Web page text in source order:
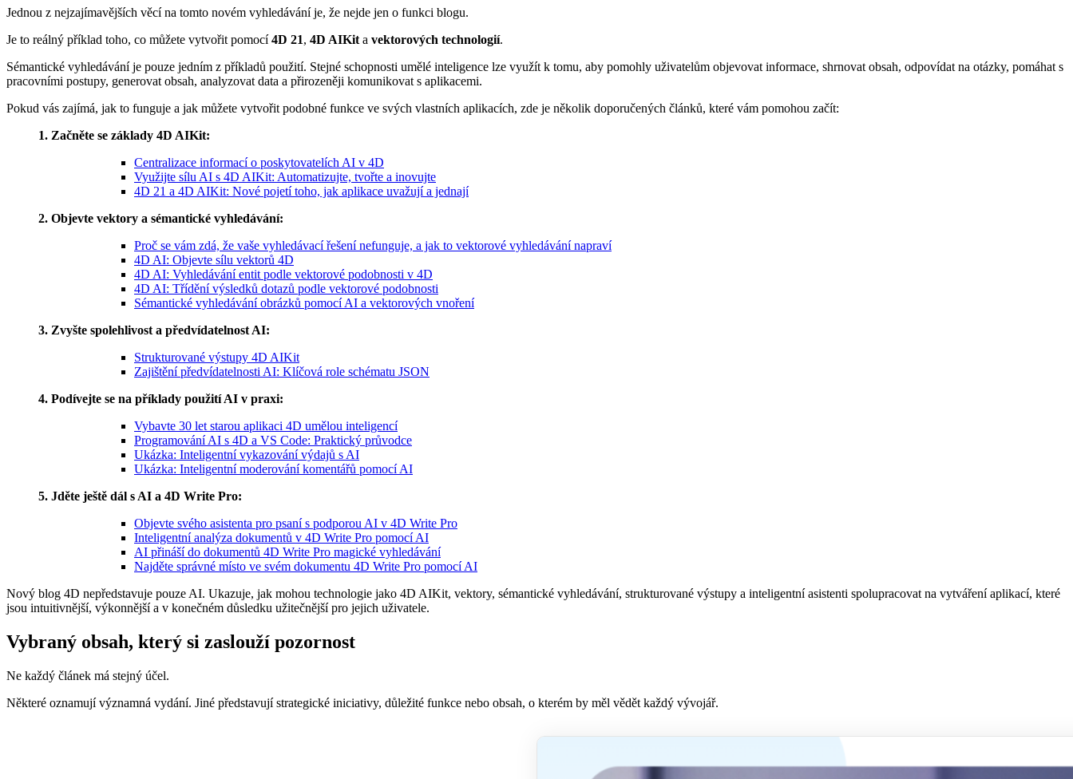
Jednou z nejzajímavějších věcí na tomto novém vyhledávání je, že nejde jen o funkci blogu.
Je to reálný příklad toho, co můžete vytvořit pomocí4D 21, 4D AIKita vektorových technologií.
Sémantické vyhledávání je pouze jedním z příkladů použití. Stejné schopnosti umělé inteligence lze využít k tomu, aby pomohly uživatelům objevovat informace, shrnovat obsah, odpovídat na otázky, pomáhat s
pracovními postupy, generovat obsah, analyzovat data a přirozeněji komunikovat s aplikacemi.
Pokud vás zajímá, jak to funguje a jak můžete vytvořit podobné funkce ve svých vlastních aplikacích, zde je několik doporučených článků, které vám pomohou začít:
1. Začněte se základy 4D AIKit:
Centralizace informací o poskytovatelích AI v 4D
Využijte sílu AI s 4D AIKit: Automatizujte, tvořte a inovujte
4D 21 a 4D AIKit: Nové pojetí toho, jak aplikace uvažují a jednají
2. Objevte vektory a sémantické vyhledávání:
Proč se vám zdá, že vaše vyhledávací řešení nefunguje, a jak to vektorové vyhledávání napraví
4D AI: Objevte sílu vektorů 4D
4D AI: Vyhledávání entit podle vektorové podobnosti v 4D
4D AI: Třídění výsledků dotazů podle vektorové podobnosti
Sémantické vyhledávání obrázků pomocí AI a vektorových vnoření
3. Zvyšte spolehlivost a předvídatelnost AI:
Strukturované výstupy 4D AIKit
Zajištění předvídatelnosti AI: Klíčová role schématu JSON
4. Podívejte se na příklady použití AI v praxi:
Vybavte 30 let starou aplikaci 4D umělou inteligencí
Programování AI s 4D a VS Code: Praktický průvodce
Ukázka: Inteligentní vykazování výdajů s AI
Ukázka: Inteligentní moderování komentářů pomocí AI
5. Jděte ještě dál s AI a 4D Write Pro:
Objevte svého asistenta pro psaní s podporou AI v 4D Write Pro
Inteligentní analýza dokumentů v 4D Write Pro pomocí AI
AI přináší do dokumentů 4D Write Pro magické vyhledávání
Najděte správné místo ve svém dokumentu 4D Write Pro pomocí AI
Nový blog 4D nepředstavuje pouze AI. Ukazuje, jak mohou technologie jako 4D AIKit, vektory, sémantické vyhledávání, strukturované výstupy a inteligentní asistenti spolupracovat na vytváření aplikací, které
jsou intuitivnější, výkonnější a v konečném důsledku užitečnější pro jejich uživatele.
Vybraný obsah, který si zaslouží pozornost
Ne každý článek má stejný účel.
Některé oznamují významná vydání. Jiné představují strategické iniciativy, důležité funkce nebo obsah, o kterém by měl vědět každý vývojář.